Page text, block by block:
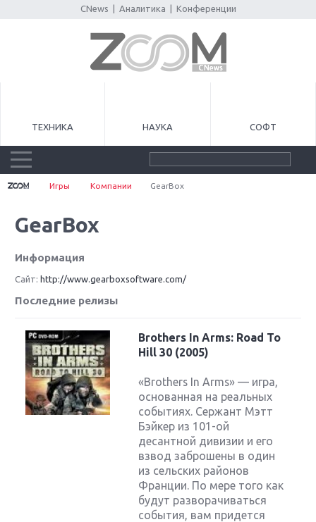
CNews Аналитика Конференции
ТЕХНИКА НАУКА СОФТ
Игры Компании GearBox
GearBox
Информация
Сайт: http://www.gearboxsoftware.com/
Последние релизы
Brothers In Arms: Road To
Hill 30 (2005)
«Brothers In Arms» — игра,
основанная на реальных
событиях. Сержант Мэтт
Бэйкер из 101-ой
десантной дивизии и его
взвод заброшены в один
из сельских районов
Франции. По мере того как
будут разворачиваться
события, вам придется